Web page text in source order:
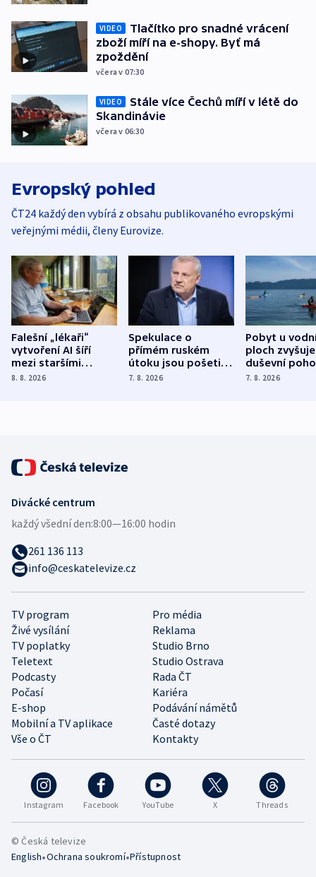
VIDEO
Tlačítko pro snadné vrácení
zboží míří na e-shopy. Byť má
zpoždění
včera v 07:30
VIDEO
Stále více Čechů míří v létě do
Skandinávie
včera v 06:30
Evropský pohled
ČT24 každý den vybírá z obsahu publikovaného evropskými
veřejnými médii, členy Eurovize.
Falešní „lékaři“
vytvoření AI šíří
mezi staršími
Poláky nebezpečné
8. 8. 2026
Spekulace o
přímém ruském
útoku jsou pošetilé,
míní estonský
7. 8. 2026
Pobyt u
ploch zvyšuje
duševní
ukázala
7. 8. 2026
Instagram Facebook YouTube X Threads
TV program
Pro média
Živé vysílání
Reklama
TV poplatky
Studio Brno
Teletext
Studio Ostrava
Podcasty
Rada ČT
Počasí
Kariéra
E-shop
Podávání námětů
Mobilní a TV aplikace
Časté dotazy
Vše o ČT
Kontakty
Divácké centrum
každý všední den:8:00—16:00 hodin
261 136 113
info@ceskatelevize.cz
© Česká televize
English•Ochrana soukromí•Přístupnost